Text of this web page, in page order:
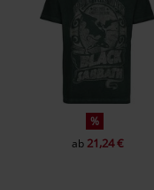
%
ab 21,24 €